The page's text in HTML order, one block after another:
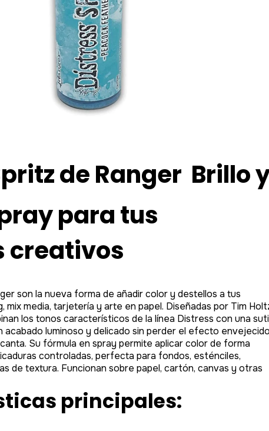
de Ranger  Brillo
para tus
creativos
son la nueva forma de añadir color y destellos a tus
media, tarjetería y arte en papel. Diseñadas por Tim
los tonos característicos de la línea Distress con una
acabado luminoso y delicado sin perder el efecto envejecido
Su fórmula en spray permite aplicar color de forma
controladas, perfecta para fondos, esténciles,
de textura. Funcionan sobre papel, cartón, canvas y otras
principales: